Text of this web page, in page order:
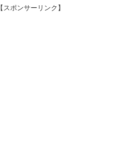
【スポンサーリンク】